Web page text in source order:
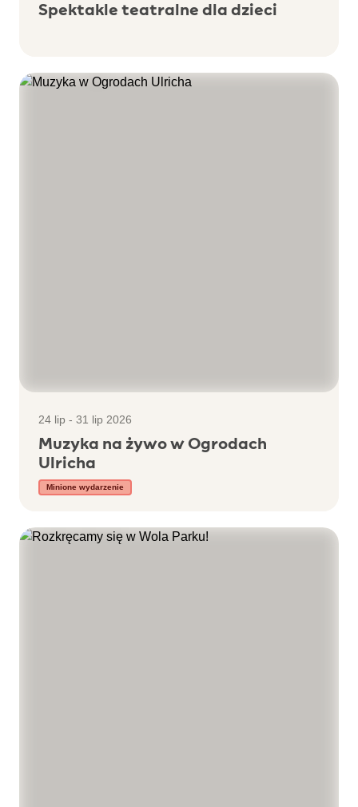
Spektakle teatralne dla dzieci
24 lip - 31 lip 2026
Muzyka na żywo w Ogrodach
Ulricha
Minione wydarzenie